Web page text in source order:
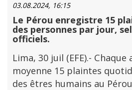
03.08.2024, 16:15
Le Pérou enregistre 15
des personnes par jour,
officiels.
Lima, 30 juil (EFE).- Chaque
moyenne 15 plaintes
des êtres humains au